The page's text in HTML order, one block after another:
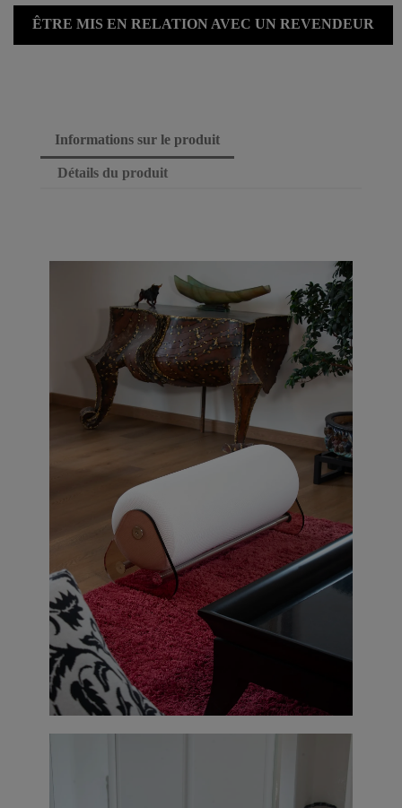
ÊTRE MIS EN RELATION AVEC UN REVENDEUR
Informations sur le produit
Détails du produit